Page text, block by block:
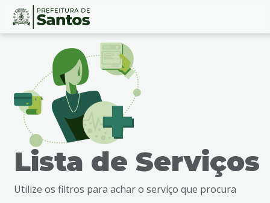
Ir
busca
Conteúdo
Lista de Serviços
Utilize os filtros para achar o serviço que procura